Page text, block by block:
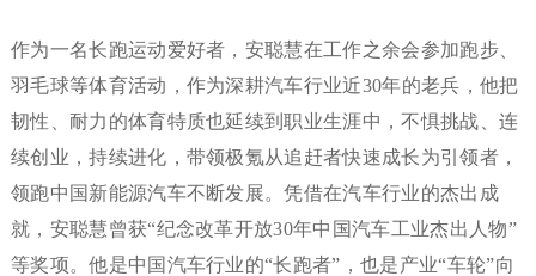
作为一名长跑运动爱好者，安聪慧在工作之余会参加跑步、
羽毛球等体育活动，作为深耕汽车行业近30年的老兵，他把
韧性、耐力的体育特质也延续到职业生涯中，不惧挑战、连
续创业，持续进化，带领极氪从追赶者快速成长为引领者，
领跑中国新能源汽车不断发展。凭借在汽车行业的杰出成
就，安聪慧曾获“纪念改革开放30年中国汽车工业杰出人物”
等奖项。他是中国汽车行业的“长跑者”，也是产业“车轮”向